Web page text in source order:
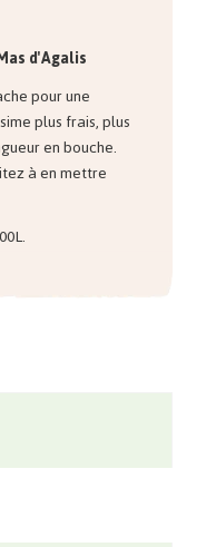
d'Agalis
pour une
plus frais, plus
en bouche.
à en mettre